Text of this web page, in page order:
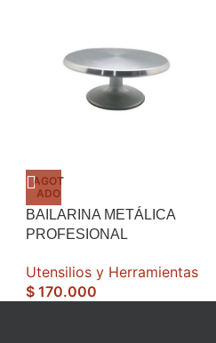
AGOT
ADO
BAILARINA METÁLICA
PROFESIONAL
Utensilios y Herramientas
$ 170.000